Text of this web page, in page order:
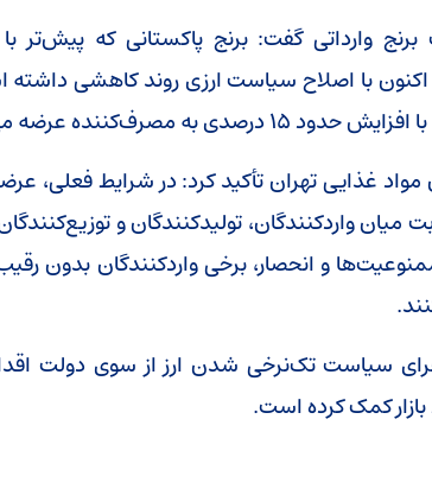
وارداتی گفت: برنج پاکستانی که پیش‌تر
با اصلاح سیاست ارزی روند کاهشی
به مصرف‌کننده عرضه می‌شود.
مواد غذایی تهران تأکید کرد: در شرایط فعلی،
میان واردکنندگان، تولیدکنندگان و
و انحصار، برخی واردکنندگان بدون رقیب
سیاست تک‌نرخی شدن ارز از سوی دولت
کمک کرده است.